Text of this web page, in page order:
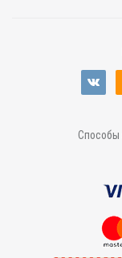
Способы